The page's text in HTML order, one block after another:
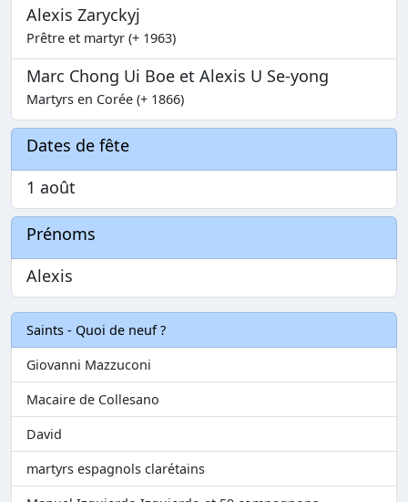
Alexis Zaryckyj
Prêtre et martyr (+ 1963)
Marc Chong Ui Boe et Alexis U Se-yong
Martyrs en Corée (+ 1866)
Dates de fête
1 août
Prénoms
Alexis
Saints - Quoi de neuf ?
Giovanni Mazzuconi
Macaire de Collesano
David
martyrs espagnols clarétains